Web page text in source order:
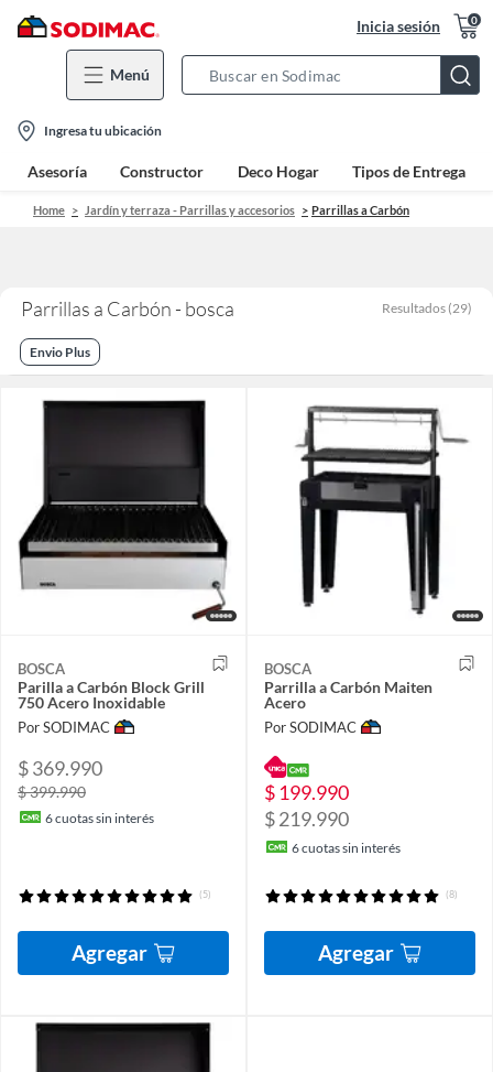
Inicia sesión 0
Menú
Bar
location-
icon
Ingresa tu ubicación
Asesoría Constructor Deco Hogar Tipos de Entrega
Home Jardín y terraza - Parrillas y accesorios Parrillas a Carbón
Parrillas a Carbón - bosca Resultados (29)
Envio Plus
BOSCA
Parilla a Carbón Block Grill
750 Acero Inoxidable
Por SODIMAC
$ 369.990
$ 399.990
6cuotas sin interés
(5)
Agregar
BOSCA
Parrilla a Carbón Maiten
Acero
Por SODIMAC
$ 199.990
$ 219.990
6cuotas sin interés
(8)
Agregar